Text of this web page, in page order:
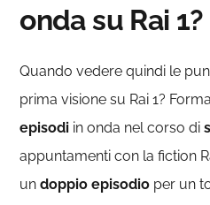
onda su Rai 1?
Quando vedere quindi le
prima visione su Rai 1?
episodi in onda nel corso di
appuntamenti con la fiction
undoppio episodio per un